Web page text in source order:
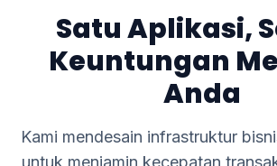
Satu Aplikasi,
Keuntungan
Anda
Kami mendesain infrastruktur
untuk menjamin kecepatan